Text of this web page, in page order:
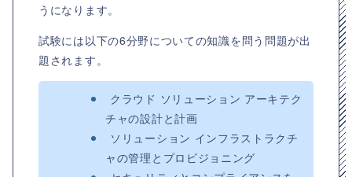
うになります。
試験には以下の6分野についての知識を問う問題が出
題されます。
クラウド ソリューション アーキテク
チャの設計と計画
ソリューション インフラストラクチ
ャの管理とプロビジョニング